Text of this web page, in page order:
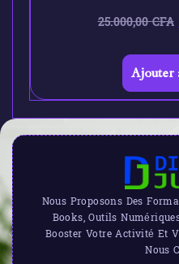
25.000,00CFA
Ajouter
Nous Proposons Des
Books, Outils
Booster Votre Activité Et
Nous